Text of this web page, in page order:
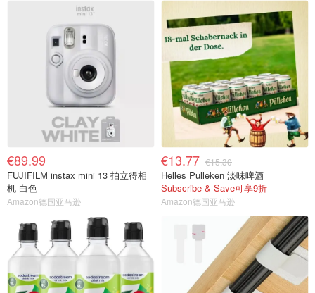
€89.99
FUJIFILM instax mini 13 拍立得相
机 白色
Amazon德国亚马逊
€13.77 €15.30
Helles Pulleken 淡味啤酒
Subscribe & Save可享9折
Amazon德国亚马逊